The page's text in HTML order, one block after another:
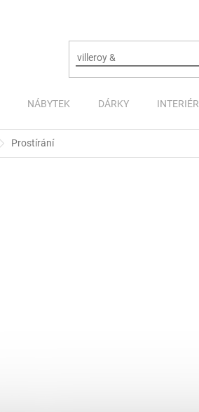
NÁBYTEK DÁRKY INTERIÉR
Prostírání